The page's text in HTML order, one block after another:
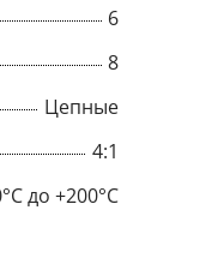
6
8
Цепные
4:1
до +200°C